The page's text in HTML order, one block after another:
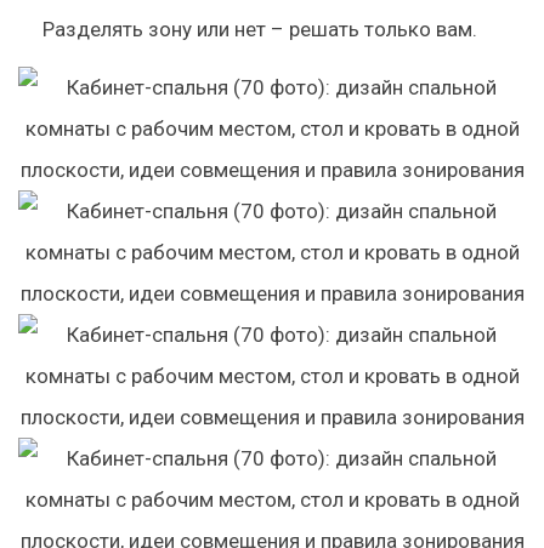
Разделять зону или нет – решать только вам.